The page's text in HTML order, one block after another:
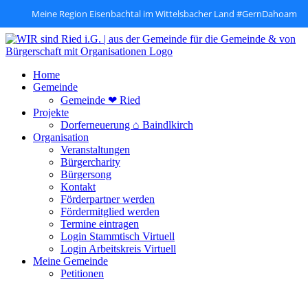
Meine Region Eisenbachtal im Wittelsbacher Land #GernDahoam
Zum
Inhalt
Home
Gemeinde
Gemeinde ❤ Ried
Projekte
Dorferneuerung ⌂ Baindlkirch
Organisation
Veranstaltungen
Bürgercharity
Bürgersong
Kontakt
Förderpartner werden
Fördermitglied werden
Termine eintragen
Login Stammtisch Virtuell
Login Arbeitskreis Virtuell
Meine Gemeinde
Petitionen